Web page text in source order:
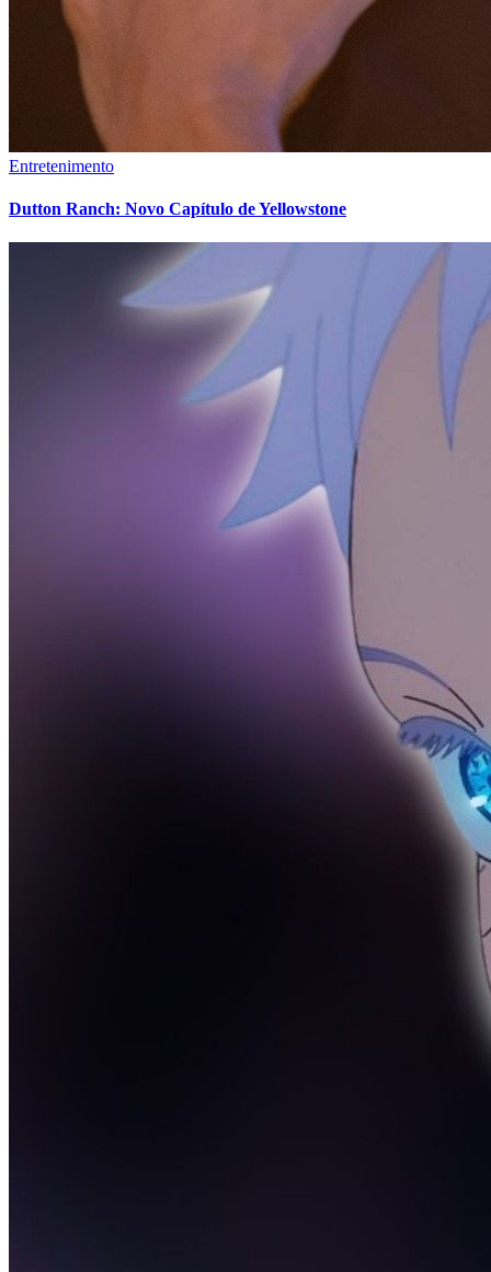
Entretenimento
Dutton Ranch: Novo Capítulo de Yellowstone